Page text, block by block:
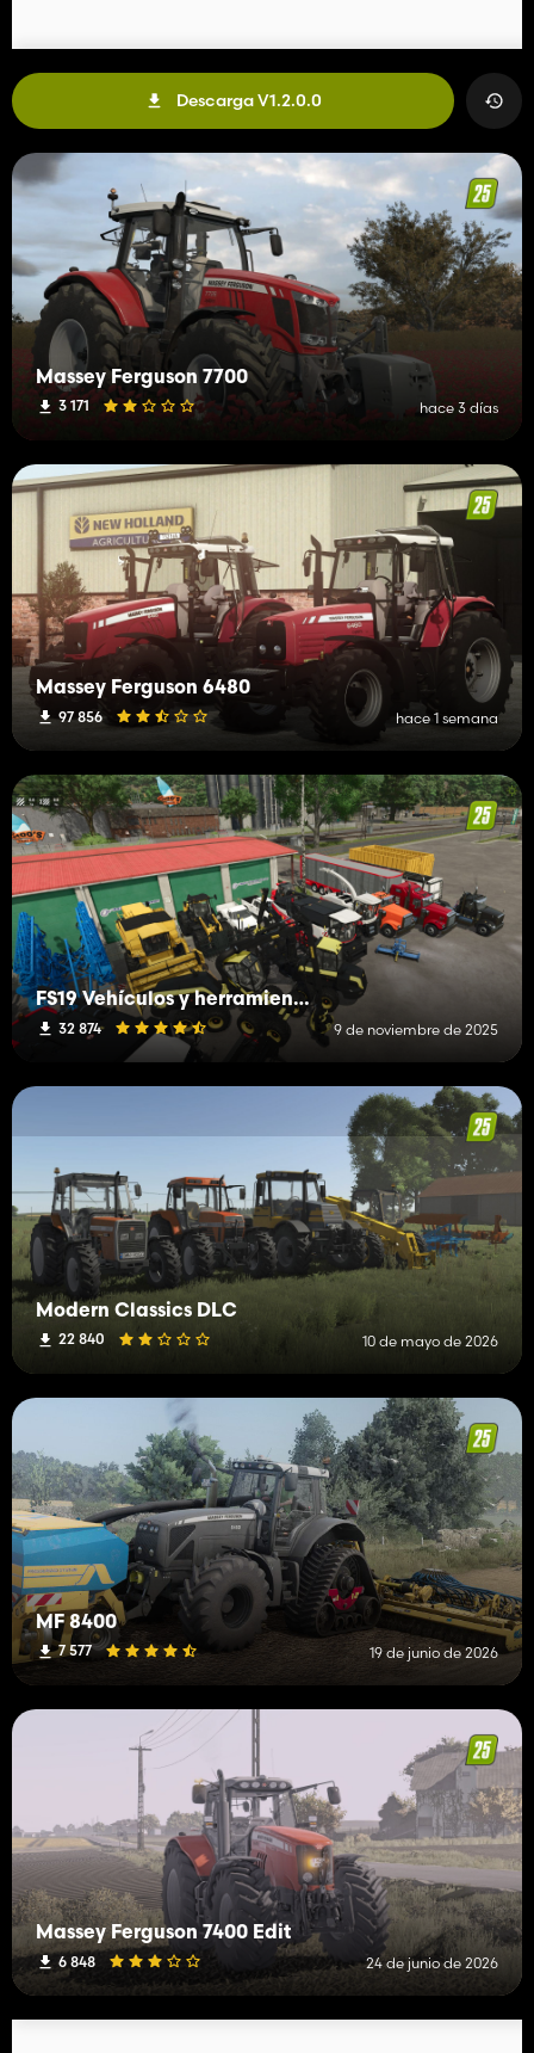
Descarga V1.2.0.0
Massey Ferguson 7700
3 171 hace 3 días
Massey Ferguson 6480
97 856 hace 1 semana
FS19 Vehículos y herramientas (L-R)
32 874 9 de noviembre de 2025
Modern Classics DLC
22 840 10 de mayo de 2026
MF 8400
7 577 19 de junio de 2026
Massey Ferguson 7400 Edit
6 848 24 de junio de 2026